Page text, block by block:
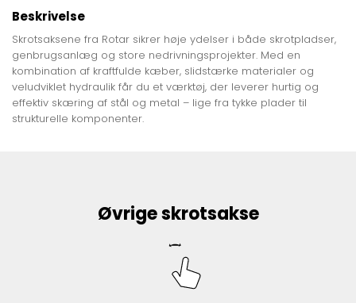
Beskrivelse
Skrotsaksene fra Rotar sikrer høje ydelser i både skrotpladser,
genbrugsanlæg og store nedrivningsprojekter. Med en
kombination af kraftfulde kæber, slidstærke materialer og
veludviklet hydraulik får du et værktøj, der leverer hurtig og
effektiv skæring af stål og metal – lige fra tykke plader til
strukturelle komponenter.
Øvrige skrotsakse